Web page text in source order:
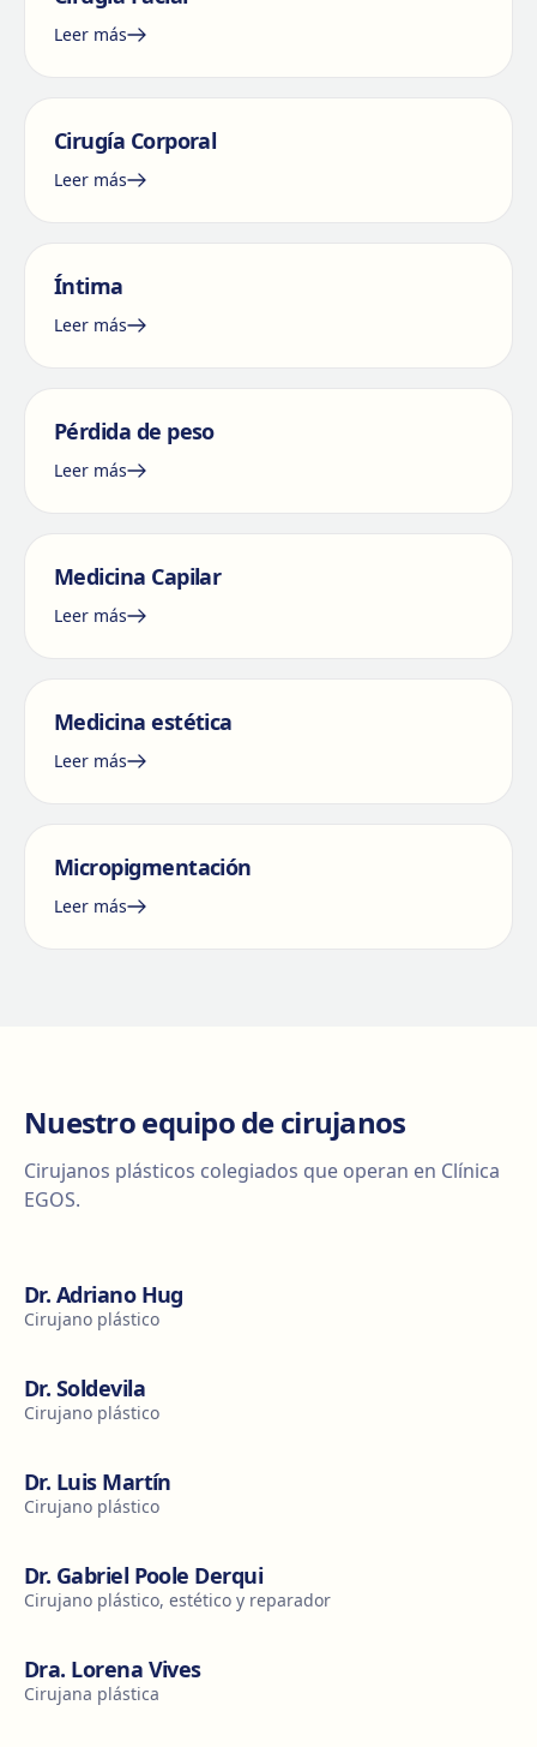
Leer más
Cirugía Corporal
Leer más
Íntima
Leer más
Pérdida de peso
Leer más
Medicina Capilar
Leer más
Medicina estética
Leer más
Micropigmentación
Leer más
Nuestro equipo de cirujanos
Cirujanos plásticos colegiados que operan en Clínica
EGOS.
Dr. Adriano Hug
Cirujano plástico
Dr. Soldevila
Cirujano plástico
Dr. Luis Martín
Cirujano plástico
Dr. Gabriel Poole Derqui
Cirujano plástico, estético y reparador
Dra. Lorena Vives
Cirujana plástica